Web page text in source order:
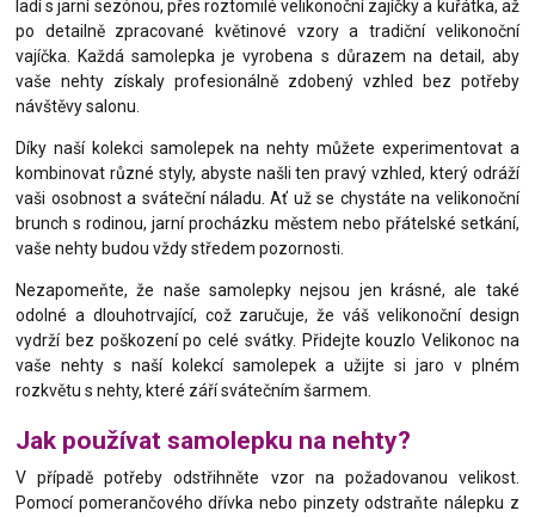
ladí s jarní sezónou, přes roztomilé velikonoční zajíčky a kuřátka, až
po detailně zpracované květinové vzory a tradiční velikonoční
vajíčka. Každá samolepka je vyrobena s důrazem na detail, aby
vaše nehty získaly profesionálně zdobený vzhled bez potřeby
návštěvy salonu.
Díky naší kolekci samolepek na nehty můžete experimentovat a
kombinovat různé styly, abyste našli ten pravý vzhled, který odráží
vaši osobnost a sváteční náladu. Ať už se chystáte na velikonoční
brunch s rodinou, jarní procházku městem nebo přátelské setkání,
vaše nehty budou vždy středem pozornosti.
Nezapomeňte, že naše samolepky nejsou jen krásné, ale také
odolné a dlouhotrvající, což zaručuje, že váš velikonoční design
vydrží bez poškození po celé svátky. Přidejte kouzlo Velikonoc na
vaše nehty s naší kolekcí samolepek a užijte si jaro v plném
rozkvětu s nehty, které září svátečním šarmem.
Jak používat samolepku na nehty?
V případě potřeby odstřihněte vzor na požadovanou velikost.
Pomocí pomerančového dřívka nebo pinzety odstraňte nálepku z